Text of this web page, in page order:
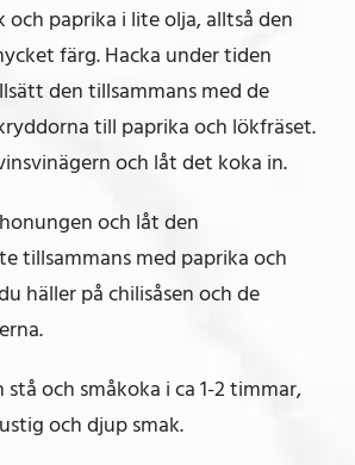
och paprika i lite olja, alltså den
färg. Hacka under tiden
den tillsammans med de
till paprika och lökfräset.
och låt det koka in.
och låt den
tillsammans med paprika och
häller på chilisåsen och de
stå och småkoka i ca 1-2 timmar,
och djup smak.